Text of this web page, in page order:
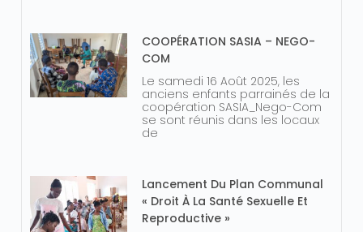
COOPÉRATION SASIA – NEGO-
COM
Le samedi 16 Août 2025, les
anciens enfants parrainés de la
coopération SASIA_Nego-Com
se sont réunis dans les locaux
de
Lancement Du Plan Communal
« Droit À La Santé Sexuelle Et
Reproductive »